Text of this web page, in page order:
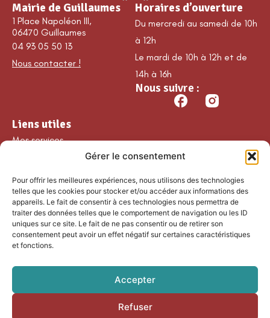
Gérer le consentement
Pour offrir les meilleures expériences, nous utilisons des technologies
telles que les cookies pour stocker et/ou accéder aux informations des
appareils. Le fait de consentir à ces technologies nous permettra de
traiter des données telles que le comportement de navigation ou les ID
uniques sur ce site. Le fait de ne pas consentir ou de retirer son
consentement peut avoir un effet négatif sur certaines caractéristiques
et fonctions.
Accepter
Refuser
Mairie de Guillaumes
1 Place Napoléon III,
06470 Guillaumes
04 93 05 50 13
Nous contacter !
Horaires d’ouverture
Du mercredi au samedi de 10h
à 12h
Le mardi de 10h à 12h et de
14h à 16h
Nous suivre :
Liens utiles
Mes services
Nos loisirs
Agenda
Les temps forts
Partenaires et
Accessibilité